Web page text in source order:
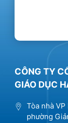
CÔNG TY
GIÁO DỤC
Tòa nhà VP
phường